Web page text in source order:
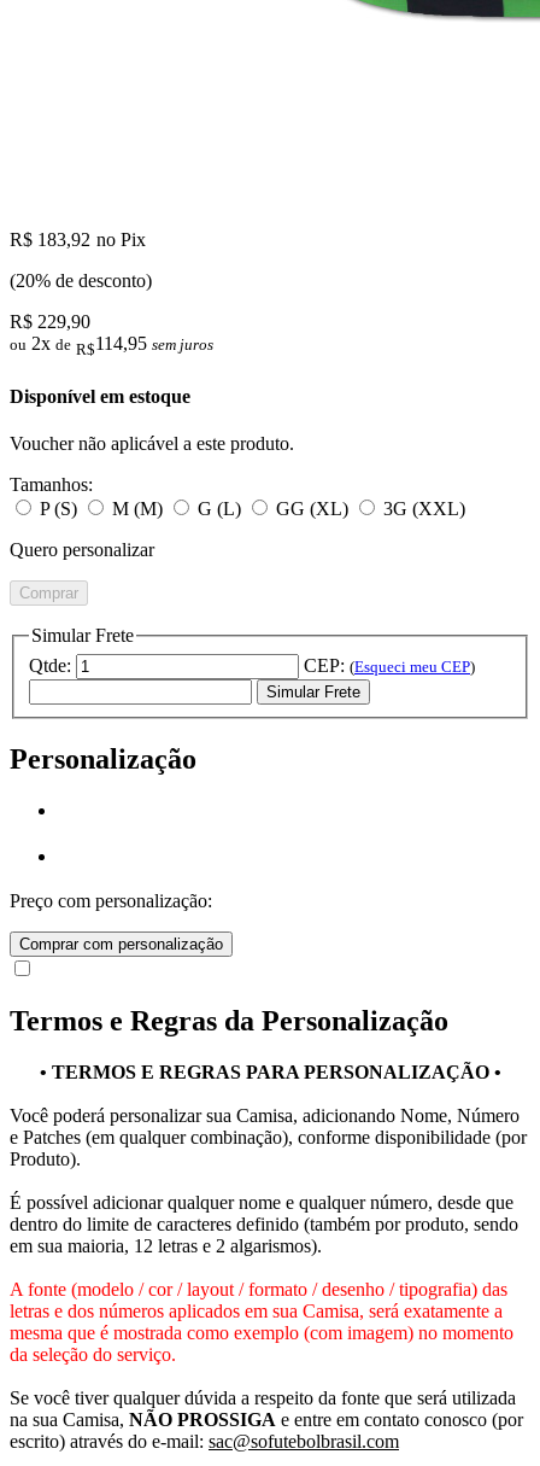
R$ 183,92 no Pix
(20% de desconto)
R$ 229,90
ou 2x de R$114,95 sem juros
Disponível em estoque
Voucher não aplicável a este produto.
Tamanhos:
P (S)
M (M) G (L) GG (XL)
3G (XXL)
Quero personalizar
Comprar
Simular Frete
Qtde:
CEP: (Esqueci meu CEP)
Simular Frete
Personalização
Preço com personalização:
Comprar com personalização
Termos e Regras da Personalização
• TERMOS E REGRAS PARA PERSONALIZAÇÃO •
Você poderá personalizar sua Camisa, adicionando Nome, Número
e Patches (em qualquer combinação), conforme disponibilidade (por
Produto).
É possível adicionar qualquer nome e qualquer número, desde que
dentro do limite de caracteres definido (também por produto, sendo
em sua maioria, 12 letras e 2 algarismos).
A fonte (modelo / cor / layout / formato / desenho / tipografia) das
letras e dos números aplicados em sua Camisa, será exatamente a
mesma que é mostrada como exemplo (com imagem) no momento
da seleção do serviço.
Se você tiver qualquer dúvida a respeito da fonte que será utilizada
na sua Camisa, NÃO PROSSIGA e entre em contato conosco (por
escrito) através do e-mail: sac@sofutebolbrasil.com